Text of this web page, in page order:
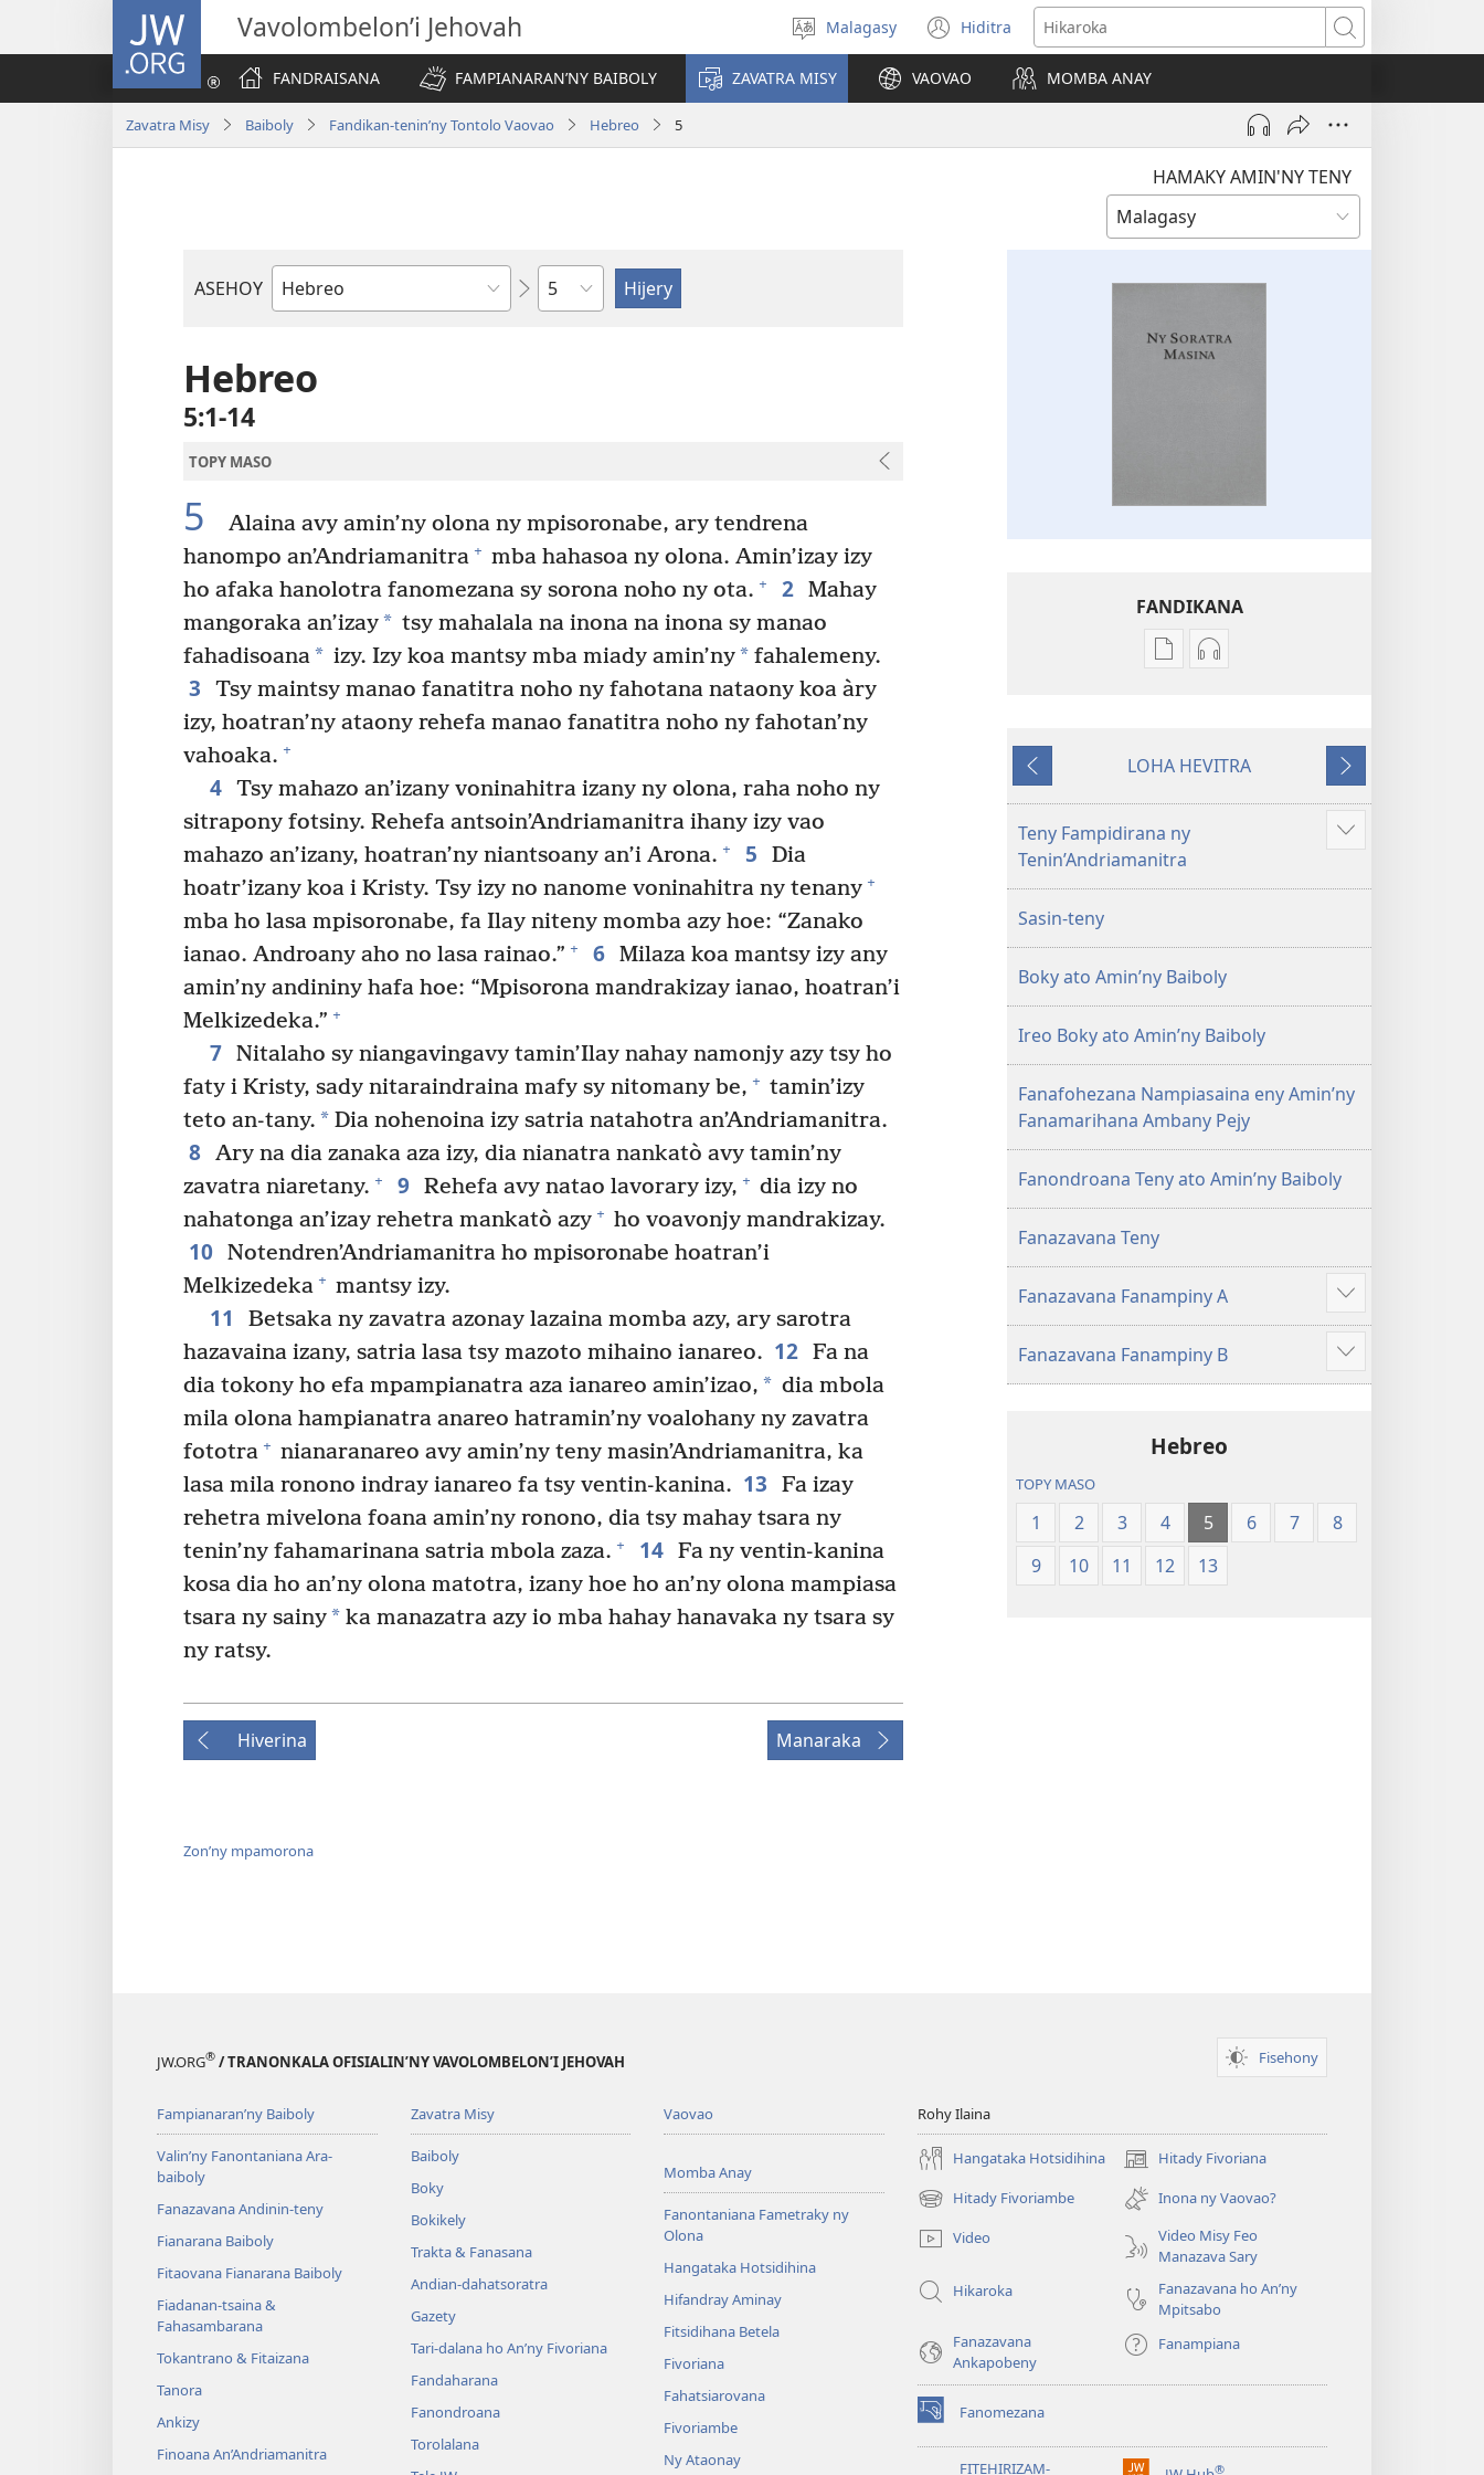
JW.ORG Vavolombelon’i Jehovah
Hifidy
fiteny
Malagasy Hiditra
(manokatra
rohy)
Hikaroka
FANDRAISANA
FAMPIANARAN’NY BAIBOLY ZAVATRA MISY VAOVAO MOMBA ANAY
Zavatra Misy Baiboly Fandikan-tenin’ny Tontolo Vaovao Hebreo 5
HAMAKY AMIN'NY TENY
ASEHOY
Boky
Baiboly
Toko
Hebreo
5:1-14
TOPY MASO
5
Alaina avy amin’ny olona ny mpisoronabe, ary tendrena
hanompo an’Andriamanitra + mba hahasoa ny olona. Amin’izay izy
ho afaka hanolotra fanomezana sy sorona noho ny ota. + 2 Mahay
mangoraka an’izay* tsy mahalala na inona na inona sy manao
fahadisoana* izy. Izy koa mantsy mba miady amin’ny* fahalemeny.
3
Tsy maintsy manao fanatitra noho ny fahotana nataony koa àry
izy, hoatran’ny ataony rehefa manao fanatitra noho ny fahotan’ny
vahoaka. +
4 Tsy mahazo an’izany voninahitra izany ny olona, raha noho ny
sitrapony fotsiny. Rehefa antsoin’Andriamanitra ihany izy vao
mahazo an’izany, hoatran’ny niantsoany an’i Arona. + 5
Dia
hoatr’izany koa i Kristy. Tsy izy no nanome voninahitra ny tenany +
mba ho lasa mpisoronabe, fa Ilay niteny momba azy hoe: “Zanako
ianao. Androany aho no lasa rainao.” + 6 Milaza koa mantsy izy any
amin’ny andininy hafa hoe: “Mpisorona mandrakizay ianao, hoatran’i
Melkizedeka.” +
7 Nitalaho sy niangavingavy tamin’Ilay nahay namonjy azy tsy ho
faty i Kristy, sady nitaraindraina mafy sy nitomany be, + tamin’izy
teto an-tany. * Dia nohenoina izy satria natahotra an’Andriamanitra.
8 Ary na dia zanaka aza izy, dia nianatra nankatò avy tamin’ny
zavatra niaretany. + 9 Rehefa avy natao lavorary izy, + dia izy no
nahatonga an’izay rehetra mankatò azy + ho voavonjy mandrakizay.
10 Notendren’Andriamanitra ho mpisoronabe hoatran’i
Melkizedeka + mantsy izy.
11
Betsaka ny zavatra azonay lazaina momba azy, ary sarotra
hazavaina izany, satria lasa tsy mazoto mihaino ianareo. 12 Fa na
dia tokony ho efa mpampianatra aza ianareo amin’izao, * dia mbola
mila olona hampianatra anareo hatramin’ny voalohany ny zavatra
fototra + nianaranareo avy amin’ny teny masin’Andriamanitra, ka
lasa mila ronono indray ianareo fa tsy ventin-kanina. 13
Fa izay
rehetra mivelona foana amin’ny ronono, dia tsy mahay tsara ny
tenin’ny fahamarinana satria mbola zaza. + 14 Fa ny ventin-kanina
kosa dia ho an’ny olona matotra, izany hoe ho an’ny olona mampiasa
tsara ny sainy* ka manazatra azy io mba hahay hanavaka ny tsara sy
ny ratsy.
Hiverina Manaraka
Zon’ny mpamorona
FANDIKANA
Fandikana
Masina
tenin’ny
Tontolo
2021)
Fandikana
Soratra
(Nohavaozina
2021)
Hiverina
LOHA HEVITRA
Manaraka
Teny Fampidirana ny
Tenin’Andriamanitra
Hijery
kokoa
Sasin-teny
Boky ato Amin’ny Baiboly
Ireo Boky ato Amin’ny Baiboly
Fanafohezana Nampiasaina eny Amin’ny
Fanamarihana Ambany Pejy
Fanondroana Teny ato Amin’ny Baiboly
Fanazavana Teny
Fanazavana Fanampiny A
Hijery
misimisy
kokoa
Fanazavana Fanampiny B
Hijery
misimisy
Hebreo
TOPY MASO
1 2 3 4 5 6 7
8
9
10 11 12 13
JW.ORG® / TRANONKALA OFISIALIN’NY VAVOLOMBELON’I JEHOVAH Fisehony
Fampianaran’ny Baiboly
Valin’ny Fanontaniana Ara-
baiboly
Fanazavana Andinin-teny
Fianarana Baiboly
Fitaovana Fianarana Baiboly
Fiadanan-tsaina &
Fahasambarana
Tokantrano & Fitaizana
Tanora
Ankizy
Finoana An’Andriamanitra
Zavatra Misy
Baiboly
Boky
Bokikely
Trakta & Fanasana
Andian-dahatsoratra
Gazety
Tari-dalana ho An’ny Fivoriana
Fandaharana
Fanondroana
Torolalana
Vaovao
Momba Anay
Fanontaniana Fametraky ny
Olona
Hangataka Hotsidihina
Hifandray Aminay
Fitsidihana Betela
Fivoriana
Fahatsiarovana
Fivoriambe
Ny Ataonay
Rohy Ilaina
Hangataka Hotsidihina Hitady Fivoriana
(manokatra
rohy)
Hitady Fivoriambe
(manokatra
rohy)
Inona ny Vaovao?
Video
Video Misy Feo
Manazava Sary
Hikaroka
Fanazavana ho An’ny
Mpitsabo
Fanazavana
Ankapobeny
Fanampiana
Fanomezana
(manokatra
rohy)
FITEHIRIZAM-
®